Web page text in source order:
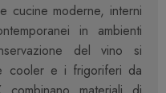
cucine moderne, interni
in ambienti
del vino si
cooler e i frigoriferi da